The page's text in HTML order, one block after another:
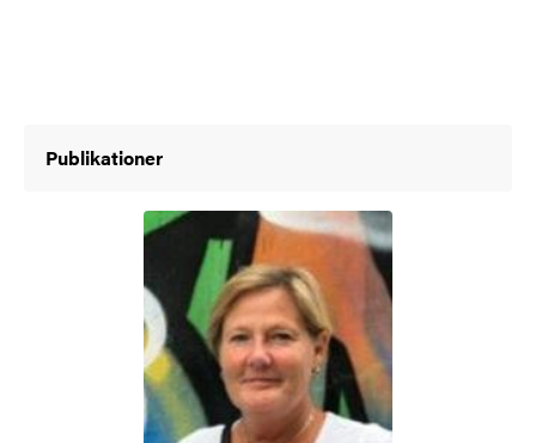
Publikationer